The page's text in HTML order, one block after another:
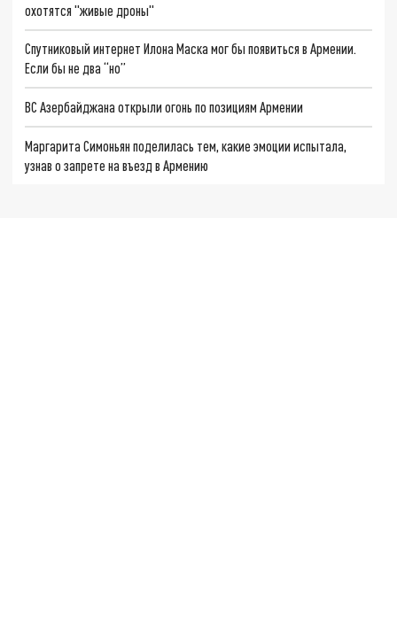
охотятся "живые дроны"
Спутниковый интернет Илона Маска мог бы появиться в Армении.
Если бы не два “но”
ВС Азербайджана открыли огонь по позициям Армении
Маргарита Симоньян поделилась тем, какие эмоции испытала,
узнав о запрете на въезд в Армению